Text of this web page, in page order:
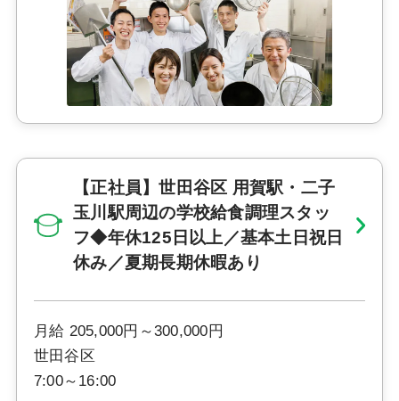
【正社員】世田谷区 用賀駅・二子
玉川駅周辺の学校給食調理スタッ
フ◆年休125日以上／基本土日祝日
休み／夏期長期休暇あり
月給 205,000円～300,000円
世田谷区
7:00～16:00